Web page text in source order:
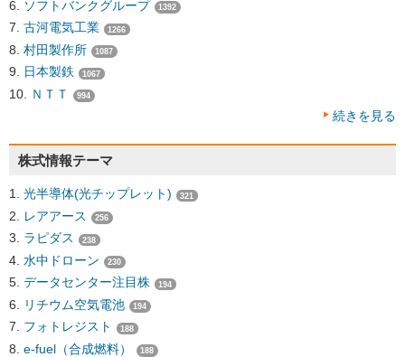
ソフトバンクグループ 1392
古河電気工業 1266
村田製作所 1087
日本製鉄 1067
ＮＴＴ 994
続きを見る
株式情報テーマ
光半導体(光チップレット) 321
レアアース 256
ラピダス 238
水中ドローン 230
データセンター注目株 194
リチウム空気電池 194
フォトレジスト 188
e-fuel（合成燃料） 188